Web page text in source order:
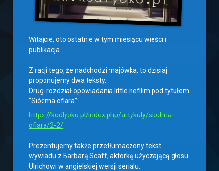
Witajcie, oto ostatnie w tym miesiącu wieści i
publikacja.
Z racji tego, że nadchodzi majówka, to dzisiaj
proponujemy dwa teksty.
Drugi rozdział opowiadania little.nefilim pod tytułem
“Siódma ofiara”:
https://kodlyoko.pl/index.php/artykuly/siodma-
ofiara/2-2/
Prezentujemy także przetłumaczony tekst
wywiadu z Barbarą Scaff, aktorką użyczającą głosu
Ulrichowi w angielskiej wersji serialu: